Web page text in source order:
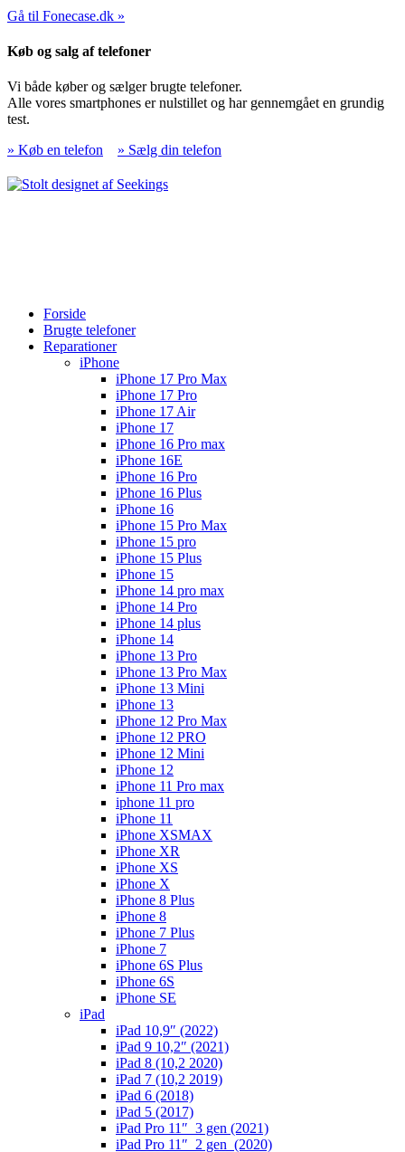
Gå til Fonecase.dk »
Køb og salg af telefoner
Vi både køber og sælger brugte telefoner.
Alle vores smartphones er nulstillet og har gennemgået en grundig
test.
» Køb en telefon
» Sælg din telefon
Forside
Brugte telefoner
Reparationer
iPhone
iPhone 17 Pro Max
iPhone 17 Pro
iPhone 17 Air
iPhone 17
iPhone 16 Pro max
iPhone 16E
iPhone 16 Pro
iPhone 16 Plus
iPhone 16
iPhone 15 Pro Max
iPhone 15 pro
iPhone 15 Plus
iPhone 15
iPhone 14 pro max
iPhone 14 Pro
iPhone 14 plus
iPhone 14
iPhone 13 Pro
iPhone 13 Pro Max
iPhone 13 Mini
iPhone 13
iPhone 12 Pro Max
iPhone 12 PRO
iPhone 12 Mini
iPhone 12
iPhone 11 Pro max
iphone 11 pro
iPhone 11
iPhone XSMAX
iPhone XR
iPhone XS
iPhone X
iPhone 8 Plus
iPhone 8
iPhone 7 Plus
iPhone 7
iPhone 6S Plus
iPhone 6S
iPhone SE
iPad
iPad 10,9″ (2022)
iPad 9 10,2″ (2021)
iPad 8 (10,2 2020)
iPad 7 (10,2 2019)
iPad 6 (2018)
iPad 5 (2017)
iPad Pro 11″ 3 gen (2021)
iPad Pro 11″ 2 gen (2020)